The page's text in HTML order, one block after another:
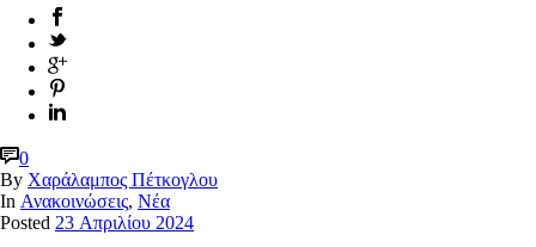
0
By Χαράλαμπος Πέτκογλου
In Ανακοινώσεις, Νέα
Posted 23 Απριλίου 2024